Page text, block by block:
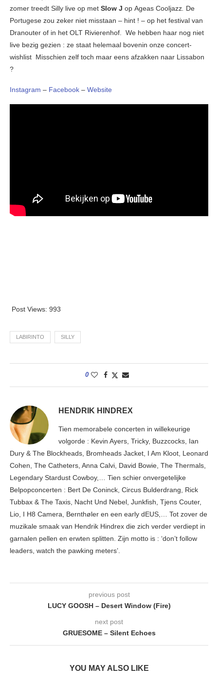
zomer treedt Silly live op met Slow J op Ageas Cooljazz De
Portugese zou zeker niet misstaan – hint ! – op het festival van
Dranouter of in het OLT Rivierenhof. We hebben haar nog niet
live bezig gezien : ze staat helemaal bovenin onze concert-
wishlist Misschien zelf toch maar eens afzakken naar Lissabon
?
Instagram – Facebook – Website
Post Views: 993
LABIRINTO SILLY
0
HENDRIK HINDREX
Tien memorabele concerten in willekeurige
volgorde : Kevin Ayers, Tricky, Buzzcocks, Ian
Dury & The Blockheads, Bromheads Jacket, I Am Kloot, Leonard
Cohen, The Catheters, Anna Calvi, David Bowie, The Thermals,
Legendary Stardust Cowboy,… Tien schier onvergetelijke
Belpopconcerten : Bert De Coninck, Circus Bulderdrang, Rick
Tubbax & The Taxis, Nacht Und Nebel, Junkfish, Tjens Couter,
Lio, I H8 Camera, Bernthøler en een early dEUS,… Tot zover de
muzikale smaak van Hendrik Hindrex die zich verder verdiept in
garnalen pellen en erwten splitten. Zijn motto is : ‘don’t follow
leaders, watch the pawking meters’.
previous post
LUCY GOOSH – Desert Window (Fire)
next post
GRUESOME – Silent Echoes
YOU MAY ALSO LIKE